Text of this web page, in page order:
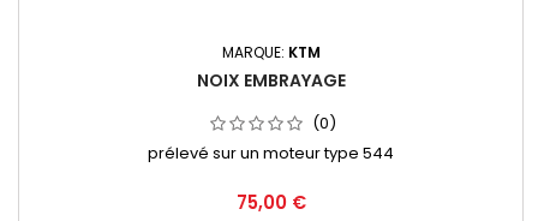
MARQUE: KTM
NOIX EMBRAYAGE
(0)
prélevé sur un moteur type 544
75,00 €